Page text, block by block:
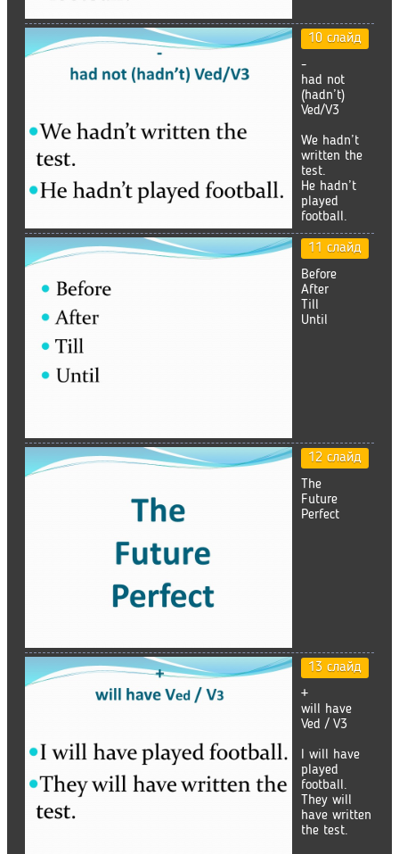
10 слайд
-
had not
(hadn’t)
Ved/V3
We hadn’t
written the
test.
He hadn’t
played
football.
11 слайд
Before
After
Till
Until
12 слайд
The
Future
Perfect
13 слайд
+
will have
Ved / V3
I will have
played
football.
They will
have written
the test.